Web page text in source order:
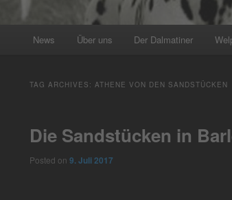
News Über uns Der Dalmatiner
TAG ARCHIVES: ATHENE VON DEN SANDSTÜCKEN
Die Sandstücken in
Posted on 9. Juli 2017